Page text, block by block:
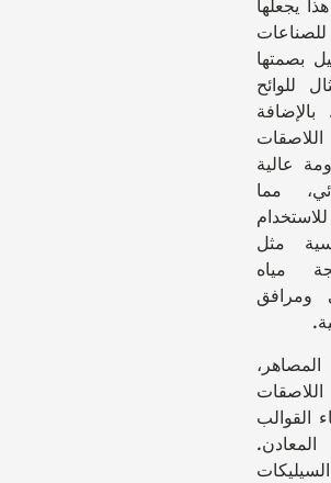
يجعلها
بصمتها
للوائح
بالإضافة
عالية
مما
مثل
مياه
ومرافق
القوالب